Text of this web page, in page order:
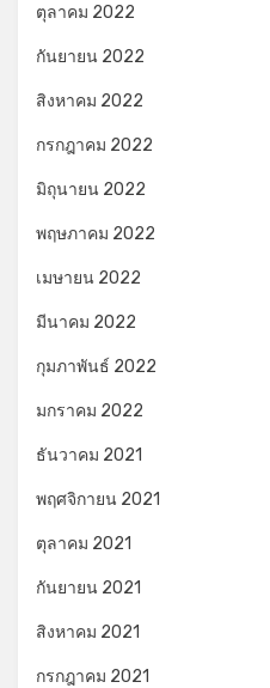
ตุลาคม 2022
กันยายน 2022
สิงหาคม 2022
กรกฎาคม 2022
มิถุนายน 2022
พฤษภาคม 2022
เมษายน 2022
มีนาคม 2022
กุมภาพันธ์ 2022
มกราคม 2022
ธันวาคม 2021
พฤศจิกายน 2021
ตุลาคม 2021
กันยายน 2021
สิงหาคม 2021
กรกฎาคม 2021